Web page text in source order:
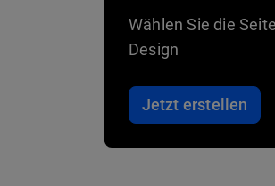
Wählen Sie die
Design
Jetzt erstellen